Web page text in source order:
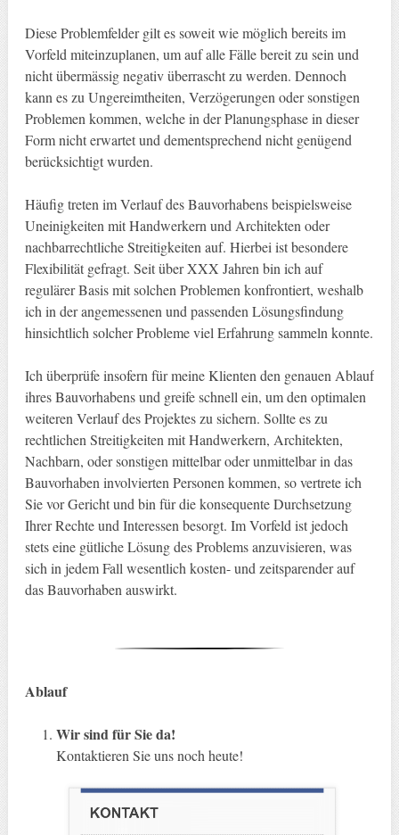
Diese Problemfelder gilt es soweit wie möglich bereits im
Vorfeld miteinzuplanen, um auf alle Fälle bereit zu sein und
nicht übermässig negativ überrascht zu werden. Dennoch
kann es zu Ungereimtheiten, Verzögerungen oder sonstigen
Problemen kommen, welche in der Planungsphase in dieser
Form nicht erwartet und dementsprechend nicht genügend
berücksichtigt wurden.
Häufig treten im Verlauf des Bauvorhabens beispielsweise
Uneinigkeiten mit Handwerkern und Architekten oder
nachbarrechtliche Streitigkeiten auf. Hierbei ist besondere
Flexibilität gefragt. Seit über XXX Jahren bin ich auf
regulärer Basis mit solchen Problemen konfrontiert, weshalb
ich in der angemessenen und passenden Lösungsfindung
hinsichtlich solcher Probleme viel Erfahrung sammeln konnte.
Ich überprüfe insofern für meine Klienten den genauen Ablauf
ihres Bauvorhabens und greife schnell ein, um den optimalen
weiteren Verlauf des Projektes zu sichern. Sollte es zu
rechtlichen Streitigkeiten mit Handwerkern, Architekten,
Nachbarn, oder sonstigen mittelbar oder unmittelbar in das
Bauvorhaben involvierten Personen kommen, so vertrete ich
Sie vor Gericht und bin für die konsequente Durchsetzung
Ihrer Rechte und Interessen besorgt. Im Vorfeld ist jedoch
stets eine gütliche Lösung des Problems anzuvisieren, was
sich in jedem Fall wesentlich kosten- und zeitsparender auf
das Bauvorhaben auswirkt.
Ablauf
Wir sind für Sie da!
Kontaktieren Sie uns noch heute!